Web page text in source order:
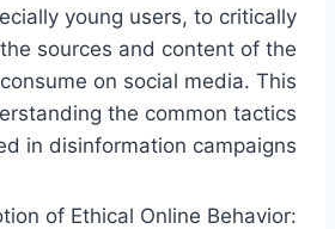
young users, to critically
sources and content of the
on social media. This
the common tactics
in disinformation campaigns.
of Ethical Online Behavior: